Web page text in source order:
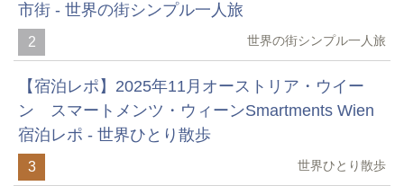
市街 - 世界の街シンプル一人旅
2 世界の街シンプル一人旅
【宿泊レポ】2025年11月オーストリア・ウイー
ン スマートメンツ・ウィーンSmartments Wien
宿泊レポ - 世界ひとり散歩
3 世界ひとり散歩